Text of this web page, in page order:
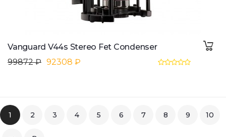
Vanguard V44s Stereo Fet Condenser
99872 ₽ 92308 ₽
1 2 3 4 5 6 7 8 9 10